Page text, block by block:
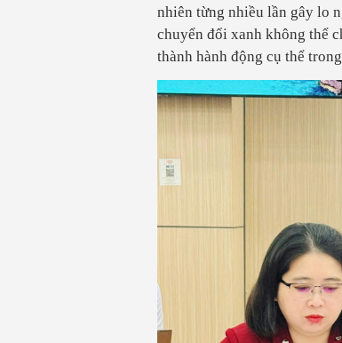
nhiên từng nhiều lần gây lo
chuyển đổi xanh không thể
thành hành động cụ thể